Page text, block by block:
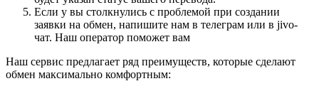
Если у вы столкнулись с проблемой при создании
заявки на обмен, напишите нам в телеграм или в jivo-
чат. Наш оператор поможет вам
Наш сервис предлагает ряд преимуществ, которые сделают
обмен максимально комфортным: